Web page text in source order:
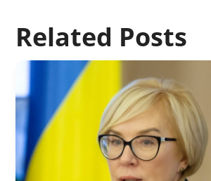
Related Posts